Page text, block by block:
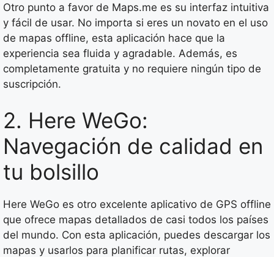
Otro punto a favor de Maps.me es su interfaz intuitiva
y fácil de usar. No importa si eres un novato en el uso
de mapas offline, esta aplicación hace que la
experiencia sea fluida y agradable. Además, es
completamente gratuita y no requiere ningún tipo de
suscripción.
2. Here WeGo:
Navegación de calidad en
tu bolsillo
Here WeGo es otro excelente aplicativo de GPS offline
que ofrece mapas detallados de casi todos los países
del mundo. Con esta aplicación, puedes descargar los
mapas y usarlos para planificar rutas, explorar